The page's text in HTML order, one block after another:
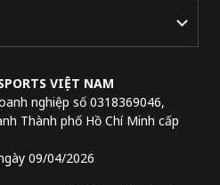
VIỆT NAM
nghiệp số 0318369046,
Thành phố Hồ Chí Minh cấp
09/04/2026